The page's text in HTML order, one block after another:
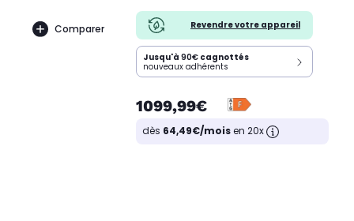
Comparer Revendre votre appareil
Jusqu'à 90€ cagnottés
nouveaux adhérents
1099,99€
dès 64,49€/moisen 20x